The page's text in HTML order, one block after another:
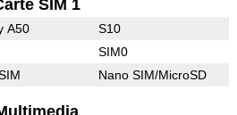
SIM 1
A50 S10
SIM0
Nano SIM/MicroSD